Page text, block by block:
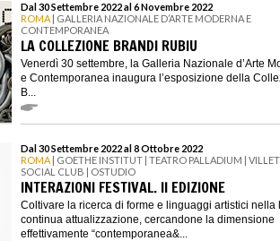
Dal 30 Settembre 2022 al 6 Novembre 2022
ROMA | GALLERIA NAZIONALE D’ARTE MODERNA E
CONTEMPORANEA
LA COLLEZIONE BRANDI RUBIU
Venerdì 30 settembre, la Galleria Nazionale d’Arte
e Contemporanea inaugura l’esposizione della
B...
Dal 30 Settembre 2022 al 8 Ottobre 2022
ROMA | GOETHE INSTITUT | TEATRO PALLADIUM |
SOCIAL CLUB | OSTUDIO
INTERAZIONI FESTIVAL. II EDIZIONE
Coltivare la ricerca di forme e linguaggi artistici nella
continua attualizzazione, cercandone la dimensione
effettivamente “contemporanea&...